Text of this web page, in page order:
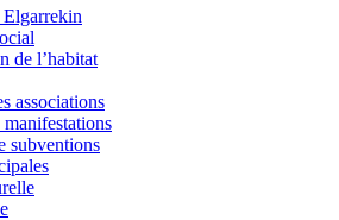
de l’habitat
associations
subventions